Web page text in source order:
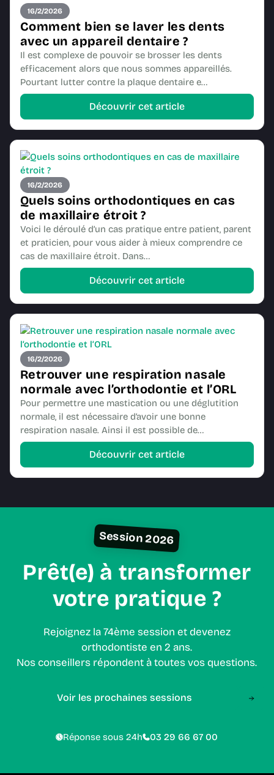
16/2/2026
Comment bien se laver les dents
avec un appareil dentaire ?
Il est complexe de pouvoir se brosser les dents
efficacement alors que nous sommes appareillés.
Pourtant lutter contre la plaque dentaire e…
Découvrir cet article
16/2/2026
Quels soins orthodontiques en cas
de maxillaire étroit ?
Voici le déroulé d’un cas pratique entre patient, parent
et praticien, pour vous aider à mieux comprendre ce
cas de maxillaire étroit. Dans…
Découvrir cet article
16/2/2026
Retrouver une respiration nasale
normale avec l’orthodontie et l’ORL
Pour permettre une mastication ou une déglutition
normale, il est nécessaire d’avoir une bonne
respiration nasale. Ainsi il est possible de…
Découvrir cet article
Session 2026
Prêt(e) à transformer
votre pratique ?
Rejoignez la 74ème session et devenez
orthodontiste en 2 ans.
Nos conseillers répondent à toutes vos questions.
Voir les prochaines sessions
Réponse sous 24h 03 29 66 67 00